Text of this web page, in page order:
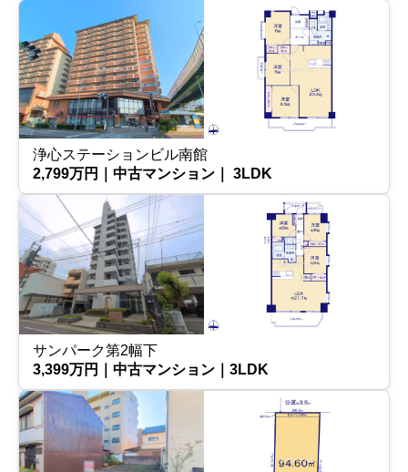
浄心ステーションビル南館
2,799万円｜中古マンション｜ 3LDK
サンパーク第2幅下
3,399万円｜中古マンション｜3LDK